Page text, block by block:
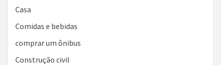
Casa
Comidas e bebidas
comprar um ônibus
Construção civil